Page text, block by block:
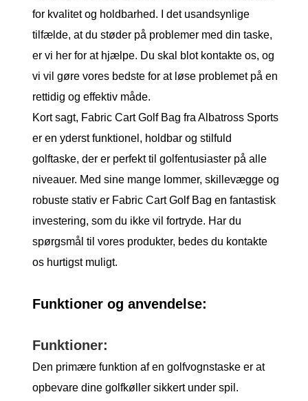
for kvalitet og holdbarhed. I det usandsynlige
tilfælde, at du støder på problemer med din taske,
er vi her for at hjælpe. Du skal blot kontakte os, og
vi vil gøre vores bedste for at løse problemet på en
rettidig og effektiv måde.
Kort sagt, Fabric Cart Golf Bag fra Albatross Sports
er en yderst funktionel, holdbar og stilfuld
golftaske, der er perfekt til golfentusiaster på alle
niveauer. Med sine mange lommer, skillevægge og
robuste stativ er Fabric Cart Golf Bag en fantastisk
investering, som du ikke vil fortryde. Har du
spørgsmål til vores produkter, bedes du kontakte
os hurtigst muligt.
Funktioner og anvendelse:
Funktioner:
Den primære funktion af en golfvognstaske er at
opbevare dine golfkøller sikkert under spil.